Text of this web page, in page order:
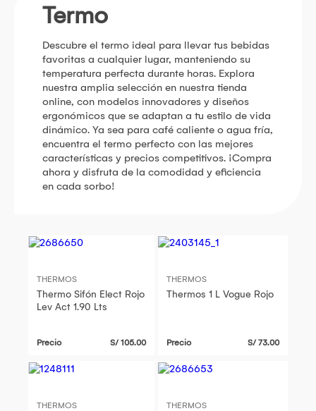
Termo
Descubre el termo ideal para llevar tus bebidas
favoritas a cualquier lugar, manteniendo su
temperatura perfecta durante horas. Explora
nuestra amplia selección en nuestra tienda
online, con modelos innovadores y diseños
ergonómicos que se adaptan a tu estilo de vida
dinámico. Ya sea para café caliente o agua fría,
encuentra el termo perfecto con las mejores
características y precios competitivos. ¡Compra
ahora y disfruta de la comodidad y eficiencia
en cada sorbo!
THERMOS
Thermo Sifón Elect Rojo
Lev Act 1.90 Lts
Precio S/ 105.00
THERMOS
Thermos 1 L Vogue Rojo
Precio S/ 73.00
THERMOS THERMOS